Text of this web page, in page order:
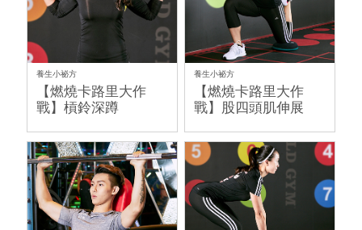
養生小祕方
【燃燒卡路里大作
戰】槓鈴深蹲
養生小祕方
【燃燒卡路里大作
戰】股四頭肌伸展